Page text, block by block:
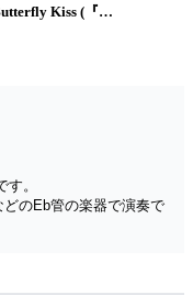
米倉千尋 - Butterfly Kiss (『RAVE』 / in Eb) by muta-sax
。
のEb管の楽器で演奏で